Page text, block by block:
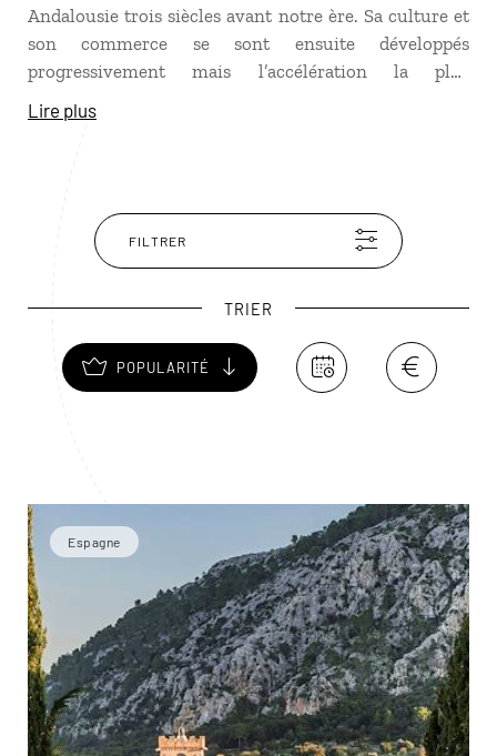
Andalousie trois siècles avant notre ère. Sa culture et
son commerce se sont ensuite développés
progressivement mais l’accélération la plus
importante s’est produite depuis l’entrée de l’Espagne
dans l’Union Européenne, en 1986. Le succès de l’huile
d’origines dont la plupart se trouvent en Andalousie,
notamment autour de Jaén et de Cordoue, et
quelques-unes en Catalogne, entre la Costa Brava, la
Lire plus
FILTRER
TRIER
POPULARITÉ
Espagne